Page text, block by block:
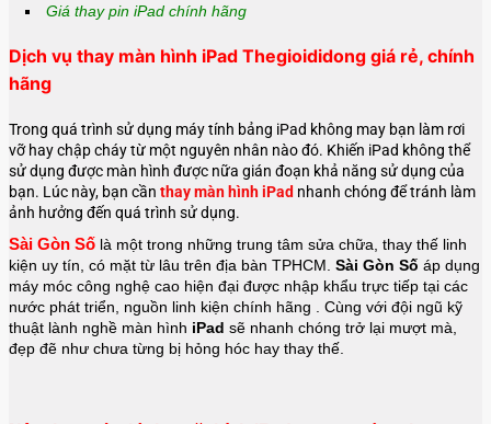
Giá thay pin iPad chính hãng
Dịch vụ thay màn hình iPad Thegioididong giá rẻ, chính
hãng
Trong quá trình sử dụng máy tính bảng iPad không may bạn làm rơi
vỡ hay chập cháy từ một nguyên nhân nào đó. Khiến iPad không thể
sử dụng được màn hình được nữa gián đoạn khả năng sử dụng của
bạn. Lúc này, bạn cần thay màn hình iPad nhanh chóng để tránh làm
ảnh hưởng đến quá trình sử dụng.
Sài Gòn Số là một trong những trung tâm sửa chữa, thay thế linh
kiện uy tín, có mặt từ lâu trên địa bàn TPHCM. Sài Gòn Số áp dụng
máy móc công nghệ cao hiện đại được nhập khẩu trực tiếp tại các
nước phát triển, nguồn linh kiện chính hãng . Cùng với đội ngũ kỹ
thuật lành nghề màn hình iPad sẽ nhanh chóng trở lại mượt mà,
đẹp đẽ như chưa từng bị hỏng hóc hay thay thế.